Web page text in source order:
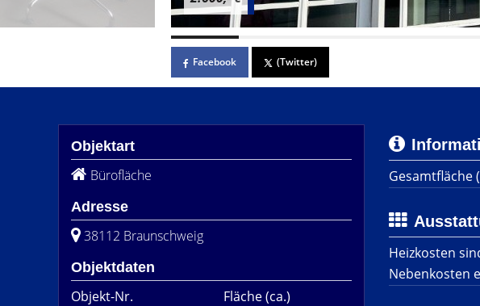
Facebook (Twitter)
Objektart
Bürofläche
Adresse
38112 Braunschweig
Objektdaten
Objekt-Nr.
Fläche(ca.)
Gesamtfläche
Heizkosten
Nebenkosten